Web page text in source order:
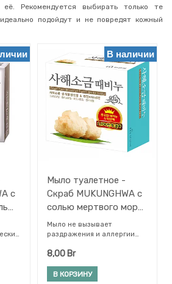
Рекомендуется выбирать только те
подойдут и не повредят кожный
с
В наличии
Мыло туалетное -
Скраб MUKUNGHWA с
солью мертвого моря
100 гр
Мыло не вызывает
раздражения и аллергии
коже. Входящие в состав
устраняют отеки, очищают
8,00Br
В КОРЗИНУ